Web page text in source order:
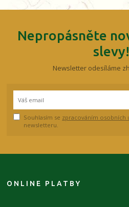
Nepropásněte
slevy!
Newsletter odesíláme
Souhlasím se zpracováním osobních
newsletteru.
ONLINE PLATBY